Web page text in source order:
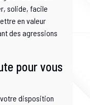
solide, facile
en valeur
des agressions
pour vous
disposition